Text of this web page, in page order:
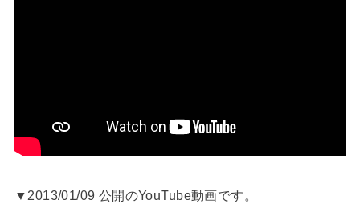
▼2013/01/09 公開のYouTube動画です。